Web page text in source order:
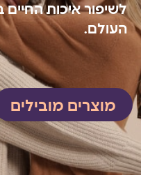
לשיפור איכות החיים
העולם.
מוצרים מובילים